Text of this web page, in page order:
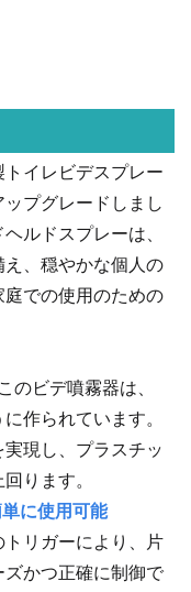
イレビデスプレー
プグレードしまし
ルドスプレーは、
、穏やかな個人の
での使用のための
のビデ噴霧器は、
作られています。
現し、プラスチッ
ります。
に使用可能
トリガーにより、片
かつ正確に制御で